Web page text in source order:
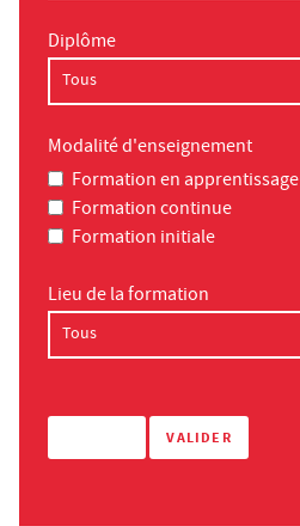
Diplôme
Modalité d'enseignement
Formation en apprentissage
Formation continue
Formation initiale
Lieu de la formation